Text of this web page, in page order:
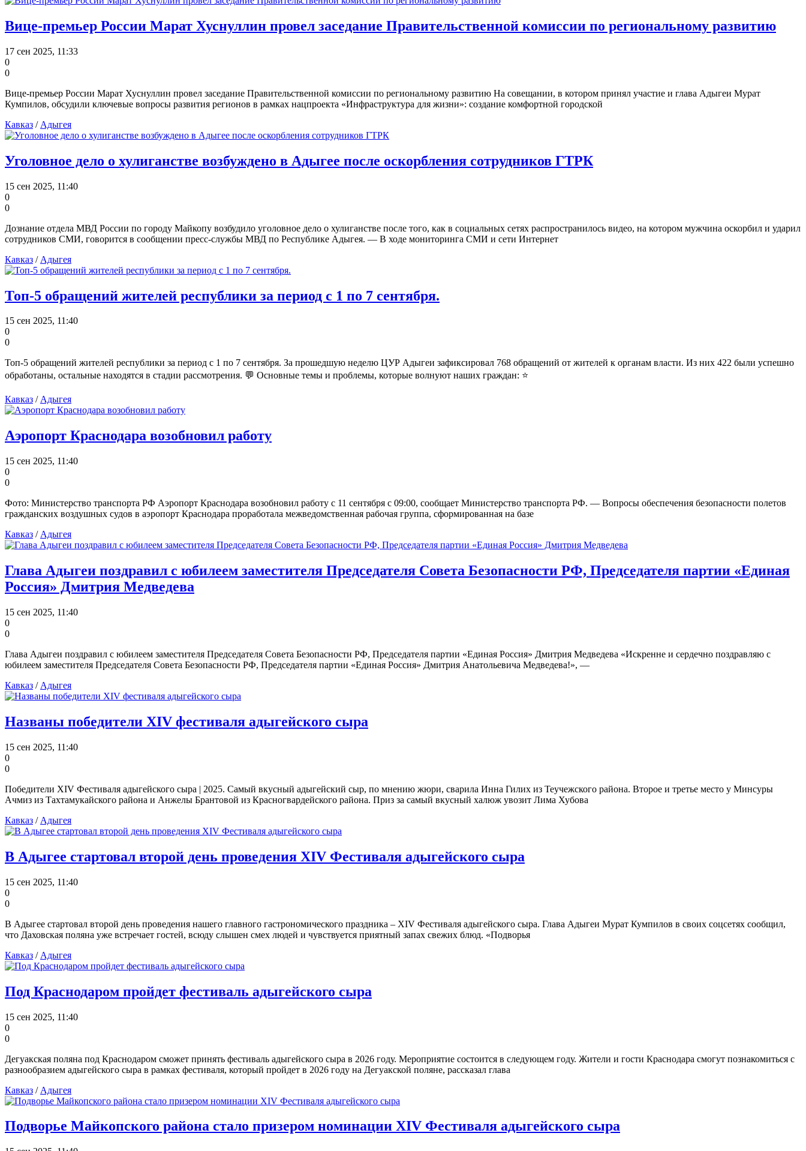
Вице-премьер России Марат Хуснуллин провел заседание Правительственной комиссии по региональному развитию
17 сен 2025, 11:33
0
0
Вице-премьер России Марат Хуснуллин провел заседание Правительственной комиссии по региональному развитию На совещании, в котором принял участие и глава Адыгеи Мурат
Кумпилов, обсудили ключевые вопросы развития регионов в рамках нацпроекта «Инфраструктура для жизни»: создание комфортной городской
Кавказ / Адыгея
Уголовное дело о хулиганстве возбуждено в Адыгее после оскорбления сотрудников ГТРК
15 сен 2025, 11:40
0
0
Дознание отдела МВД России по городу Майкопу возбудило уголовное дело о хулиганстве после того, как в социальных сетях распространилось видео, на котором мужчина оскорбил и ударил
сотрудников СМИ, говорится в сообщении пресс-службы МВД по Республике Адыгея. — В ходе мониторинга СМИ и сети Интернет
Кавказ / Адыгея
Топ-5 обращений жителей республики за период с 1 по 7 сентября.
15 сен 2025, 11:40
0
0
Топ-5 обращений жителей республики за период с 1 по 7 сентября. За прошедшую неделю ЦУР Адыгеи зафиксировал 768 обращений от жителей к органам власти. Из них 422 были успешно
обработаны, остальные находятся в стадии рассмотрения. 💬 Основные темы и проблемы, которые волнуют наших граждан: ⭐
Кавказ /Адыгея
Аэропорт Краснодара возобновил работу
15 сен 2025, 11:40
0
0
Фото: Министерство транспорта РФ Аэропорт Краснодара возобновил работу с 11 сентября с 09:00, сообщает Министерство транспорта РФ. — Вопросы обеспечения безопасности полетов
гражданских воздушных судов в аэропорт Краснодара проработала межведомственная рабочая группа, сформированная на базе
Кавказ / Адыгея
Глава Адыгеи поздравил с юбилеем заместителя Председателя Совета Безопасности РФ, Председателя партии «Единая
Россия» Дмитрия Медведева
15 сен 2025, 11:40
0
0
Глава Адыгеи поздравил с юбилеем заместителя Председателя Совета Безопасности РФ, Председателя партии «Единая Россия» Дмитрия Медведева «Искренне и сердечно поздравляю с
юбилеем заместителя Председателя Совета Безопасности РФ, Председателя партии «Единая Россия» Дмитрия Анатольевича Медведева!», —
Кавказ / Адыгея
Названы победители XIV фестиваля адыгейского сыра
15 сен 2025, 11:40
0
0
Победители XIV Фестиваля адыгейского сыра | 2025. Самый вкусный адыгейский сыр, по мнению жюри, сварила Инна Гилих из Теучежского района. Второе и третье место у Минсуры
Ачмиз из Тахтамукайского района и Анжелы Брантовой из Красногвардейского района. Приз за самый вкусный халюж увозит Лима Хубова
Кавказ / Адыгея
В Адыгее стартовал второй день проведения XIV Фестиваля адыгейского сыра
15 сен 2025, 11:40
0
0
В Адыгее стартовал второй день проведения нашего главного гастрономического праздника – XIV Фестиваля адыгейского сыра. Глава Адыгеи Мурат Кумпилов в своих соцсетях сообщил,
что Даховская поляна уже встречает гостей, всюду слышен смех людей и чувствуется приятный запах свежих блюд. «Подворья
Кавказ / Адыгея
Под Краснодаром пройдет фестиваль адыгейского сыра
15 сен 2025, 11:40
0
0
Дегуакская поляна под Краснодаром сможет принять фестиваль адыгейского сыра в 2026 году. Мероприятие состоится в следующем году. Жители и гости Краснодара смогут познакомиться с
разнообразием адыгейского сыра в рамках фестиваля, который пройдет в 2026 году на Дегуакской поляне, рассказал глава
Кавказ / Адыгея
Подворье Майкопского района стало призером номинации XIV Фестиваля адыгейского сыра